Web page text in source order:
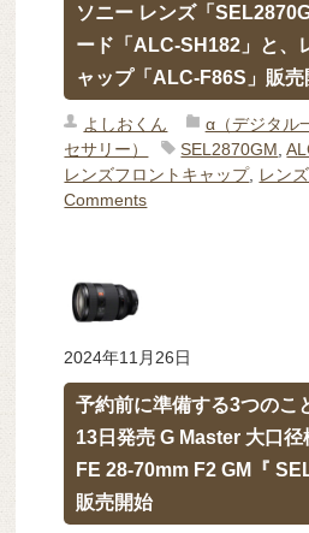
ソニー レンズ「
ード「ALC-SH182」と、
ャップ「ALC-F86S」販売
よしおくん α（デジタル
セサリー）
SEL2870GM ,
レンズフロントキャップ, レン
Comments
2024年11月26日
予約前に準備する3つのこ
13日発売 G Master 大口
FE 28-70mm F2 GM『
販売開始